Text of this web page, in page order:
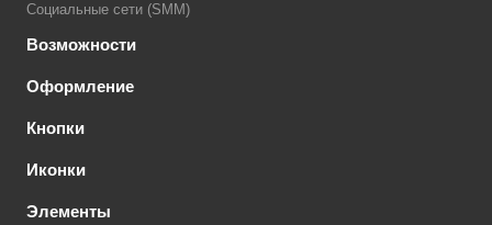
Социальные сети (SMM)
Возможности
Оформление
Кнопки
Иконки
Элементы